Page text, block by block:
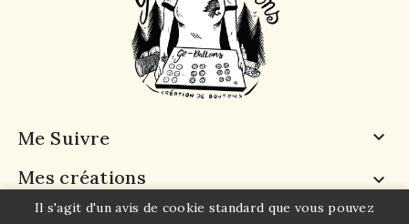
Me Suivre 
Mes créations 
A propos 
Il s'agit d'un avis de cookie standard que vous pouvez